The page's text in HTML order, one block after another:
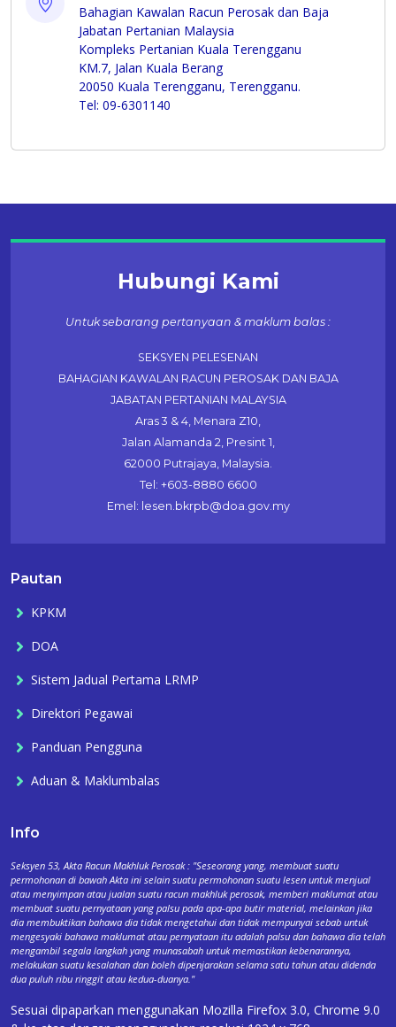
Bahagian Kawalan Racun Perosak dan Baja
Jabatan Pertanian Malaysia
Kompleks Pertanian Kuala Terengganu
KM.7, Jalan Kuala Berang
20050 Kuala Terengganu, Terengganu.
Tel: 09-6301140
Hubungi Kami
Untuk sebarang pertanyaan & maklum balas :
SEKSYEN PELESENAN
BAHAGIAN KAWALAN RACUN PEROSAK DAN BAJA
JABATAN PERTANIAN MALAYSIA
Aras 3 & 4, Menara Z10,
Jalan Alamanda 2, Presint 1,
62000 Putrajaya, Malaysia.
Tel: +603-8880 6600
Emel: lesen.bkrpb@doa.gov.my
Pautan
KPKM
DOA
Sistem Jadual Pertama LRMP
Direktori Pegawai
Panduan Pengguna
Aduan & Maklumbalas
Info
Seksyen 53, Akta Racun Makhluk Perosak : "Seseorang yang, membuat suatu
permohonan di bawah Akta ini selain suatu permohonan suatu lesen untuk menjual
atau menyimpan atau jualan suatu racun makhluk perosak, memberi maklumat atau
membuat suatu pernyataan yang palsu pada apa-apa butir material, melainkan jika
dia membuktikan bahawa dia tidak mengetahui dan tidak mempunyai sebab untuk
mengesyaki bahawa maklumat atau pernyataan itu adalah palsu dan bahawa dia telah
mengambil segala langkah yang munasabah untuk memastikan kebenarannya,
melakukan suatu kesalahan dan boleh dipenjarakan selama satu tahun atau didenda
dua puluh ribu ringgit atau kedua-duanya."
Sesuai dipaparkan menggunakan Mozilla Firefox 3.0, Chrome 9.0